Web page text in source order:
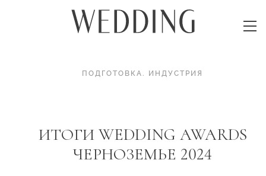
ПОДГОТОВКА. ИНДУСТРИЯ
ИТОГИ WEDDING AWARDS
ЧЕРНОЗЕМЬЕ 2024